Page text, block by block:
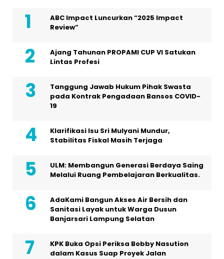
ABC Impact Luncurkan “2025 Impact
Review”
Ajang Tahunan PROPAMI CUP VI Satukan
Lintas Profesi
Tanggung Jawab Hukum Pihak Swasta
pada Kontrak Pengadaan Bansos COVID-
19
Klarifikasi Isu Sri Mulyani Mundur,
Stabilitas Fiskal Masih Terjaga
ULM: Membangun Generasi Berdaya Saing
Melalui Ruang Pembelajaran Berkualitas.
AdaKami Bangun Akses Air Bersih dan
Sanitasi Layak untuk Warga Dusun
Banjarsari Lampung Selatan
KPK Buka Opsi Periksa Bobby Nasution
dalam Kasus Suap Proyek Jalan